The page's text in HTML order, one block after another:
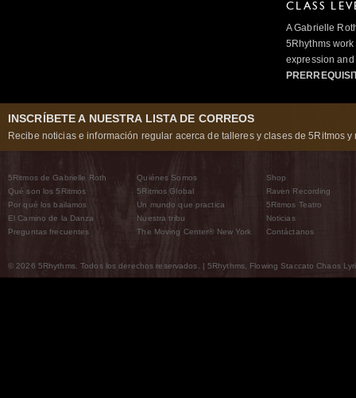
CLASS
A Gabrielle
5Rhythms
expression
INSCRÍBETE A NUESTRA LISTA DE CORREOS
Recibe noticias e información regular acerca de talleres y clases de 5Ritmos y
5Ritmos de Gabrielle Roth
Qué son los 5Ritmos
Por qué los bailamos
El Camino de la Danza
Preguntas frecuentes
Quiénes Somos
5Ritmos Global
Un mundo que practica
Nuestra tribu
The Moving Center® New York
Shop
Raven Recording
5Ritmos Teatro
Noticias
Contáctanos
© 2026 5Rhythms. Todos los derechos reservados. | 5Rhythms, Flowing Staccato Chaos